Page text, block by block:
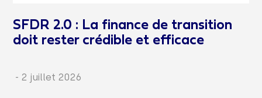
SFDR 2.0 : La finance de transition
doit rester crédible et efficace
- 2 juillet 2026